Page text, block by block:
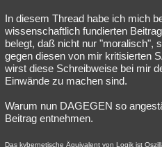
In diesem Thread habe ich mich
wissenschaftlich fundierten
belegt, daß nicht nur "moralisch",
gegen diesen von mir kritisierten
wirst diese Schreibweise bei mir
Einwände zu machen sind.
Warum nun DAGEGEN so
Beitrag entnehmen.
Das kybernetische Äquivalent von Logik ist